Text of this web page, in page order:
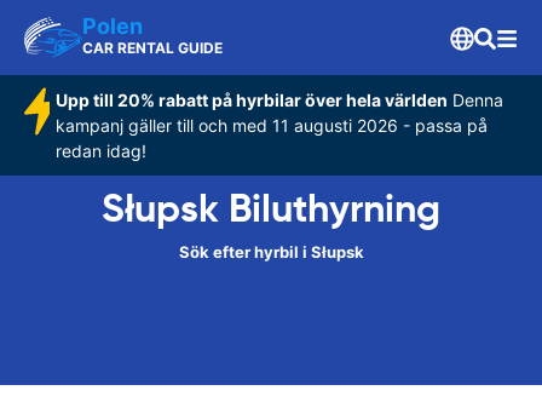
Polen
CAR RENTAL GUIDE
Upp till 20% rabatt på hyrbilar över hela världen Denna
kampanj gäller till och med 11 augusti 2026 - passa på
redan idag!
Słupsk Biluthyrning
Sök efter hyrbil i Słupsk